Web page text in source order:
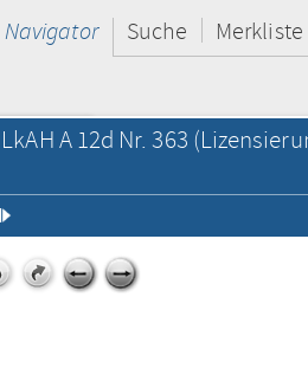
Navigator Suche Merkliste
A 12d Nr. 363